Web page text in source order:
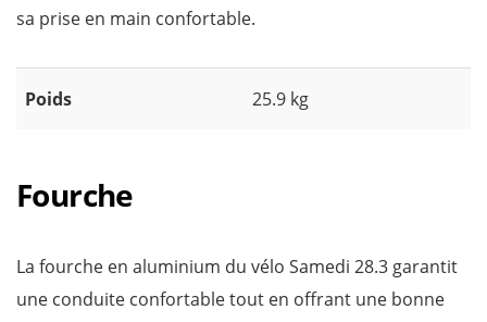
sa prise en main confortable.
Poids 25.9 kg
Fourche
La fourche en aluminium du vélo Samedi 28.3 garantit
une conduite confortable tout en offrant une bonne